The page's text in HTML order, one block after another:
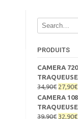
PRODUITS
CAMERA
34,90€ Le
prix
initial
était :
27,90€
CAMERA
39,90€ Le
32,90€